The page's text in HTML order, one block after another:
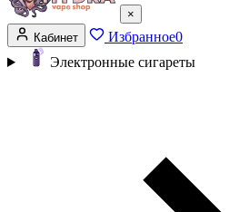
×
Кабинет
Избранное0
Электронные сигареты